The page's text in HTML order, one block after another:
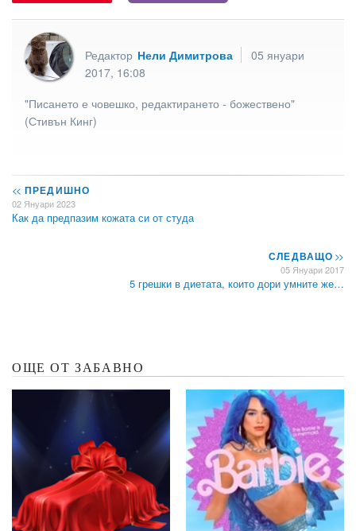
Редактор Нели Димитрова
05 януари
2017, 16:08
"Писането е човешко, редактирането - божествено"
(Стивън Кинг)
<< ПРЕДИШНО
02 Януари 2023
Как да предпазим кожата си от студа
СЛЕДВАЩО>>
05 Януари 2017
5 грешки в диетата, които дори умните же…
ОЩЕ ОТ ЗАБАВНО